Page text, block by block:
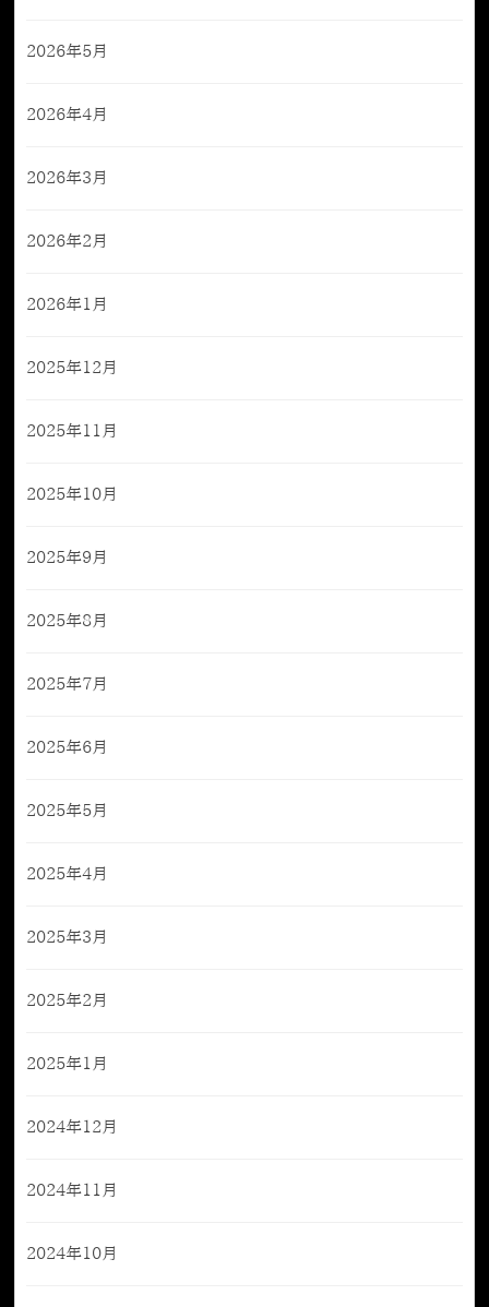
2026年5月
2026年4月
2026年3月
2026年2月
2026年1月
2025年12月
2025年11月
2025年10月
2025年9月
2025年8月
2025年7月
2025年6月
2025年5月
2025年4月
2025年3月
2025年2月
2025年1月
2024年12月
2024年11月
2024年10月